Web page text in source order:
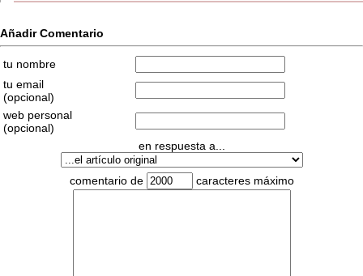
Añadir Comentario
tu nombre
tu email
(opcional)
web personal
(opcional)
en respuesta a...
comentario de caracteres máximo